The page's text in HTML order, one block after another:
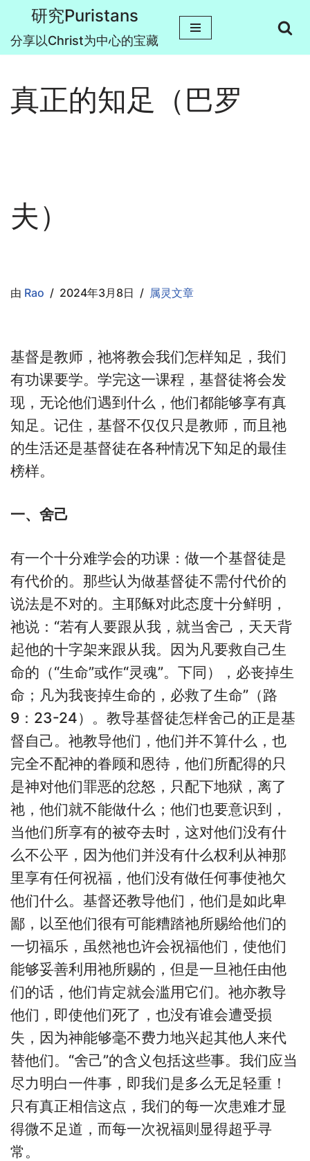
跳
正
文
研究Puristans
分享以Christ为中心的宝藏
真正的知足（巴罗
夫）
由 Rao 2024年3月8日 属灵文章
基督是教师，祂将教会我们怎样知足，我们
有功课要学。学完这一课程，基督徒将会发
现，无论他们遇到什么，他们都能够享有真
知足。记住，基督不仅仅只是教师，而且祂
的生活还是基督徒在各种情况下知足的最佳
榜样。
一、舍己
有一个十分难学会的功课：做一个基督徒是
有代价的。那些认为做基督徒不需付代价的
说法是不对的。主耶稣对此态度十分鲜明，
祂说：“若有人要跟从我，就当舍己，天天背
起他的十字架来跟从我。因为凡要救自己生
命的（“生命”或作“灵魂”。下同），必丧掉生
命；凡为我丧掉生命的，必救了生命”（路
9：23-24）。教导基督徒怎样舍己的正是基
督自己。祂教导他们，他们并不算什么，也
完全不配神的眷顾和恩待，他们所配得的只
是神对他们罪恶的忿怒，只配下地狱，离了
祂，他们就不能做什么；他们也要意识到，
当他们所享有的被夺去时，这对他们没有什
么不公平，因为他们并没有什么权利从神那
里享有任何祝福，他们没有做任何事使祂欠
他们什么。基督还教导他们，他们是如此卑
鄙，以至他们很有可能糟踏祂所赐给他们的
一切福乐，虽然祂也许会祝福他们，使他们
能够妥善利用祂所赐的，但是一旦祂任由他
们的话，他们肯定就会滥用它们。祂亦教导
他们，即使他们死了，也没有谁会遭受损
失，因为神能够毫不费力地兴起其他人来代
替他们。“舍己”的含义包括这些事。我们应当
尽力明白一件事，即我们是多么无足轻重！
只有真正相信这点，我们的每一次患难才显
得微不足道，而每一次祝福则显得超乎寻
常。